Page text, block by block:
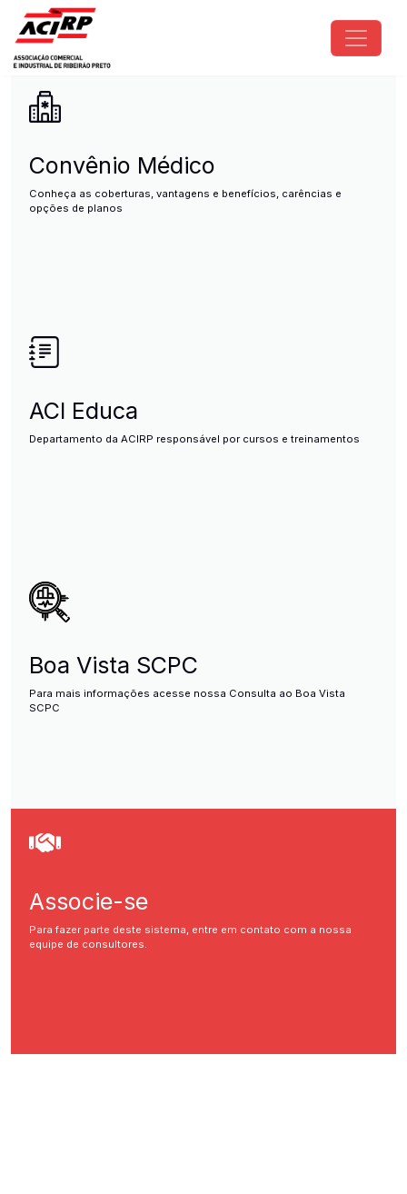
Pular para o conteúdo principal
ACIRP - Associação Comercial
Convênio Médico
Conheça as coberturas, vantagens e benefícios, carências e
opções de planos
ACI Educa
Departamento da ACIRP responsável por cursos e treinamentos
Boa Vista SCPC
Para mais informações acesse nossa Consulta ao Boa Vista
SCPC
Associe-se
Para fazer parte deste sistema, entre em contato com a nossa
equipe de consultores.